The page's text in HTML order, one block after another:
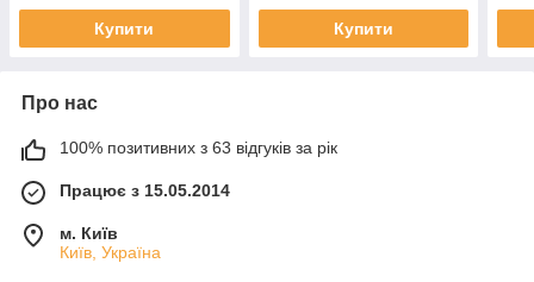
Купити Купити
Про нас
100% позитивних з 63 відгуків за рік
Працює з 15.05.2014
м. Київ
Київ, Україна